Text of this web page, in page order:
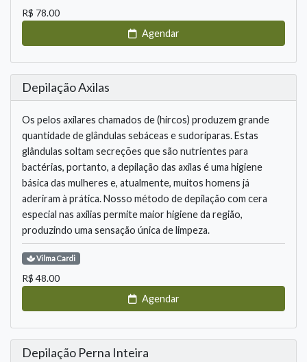
R$ 78.00
Agendar
Depilação Axilas
Os pelos axilares chamados de (hircos) produzem grande
quantidade de glândulas sebáceas e sudoríparas. Estas
glândulas soltam secreções que são nutrientes para
bactérias, portanto, a depilação das axilas é uma higiene
básica das mulheres e, atualmente, muitos homens já
aderiram à prática. Nosso método de depilação com cera
especial nas axilias permite maior higiene da região,
produzindo uma sensação única de limpeza.
VilmaCardi
R$ 48.00
Agendar
Depilação Perna Inteira